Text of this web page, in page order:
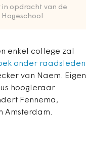
in opdracht van de
Hogeschool
enkel college zal
onder raadsleden
van Naem. Eigen
hoogleraar
Fennema,
Amsterdam.